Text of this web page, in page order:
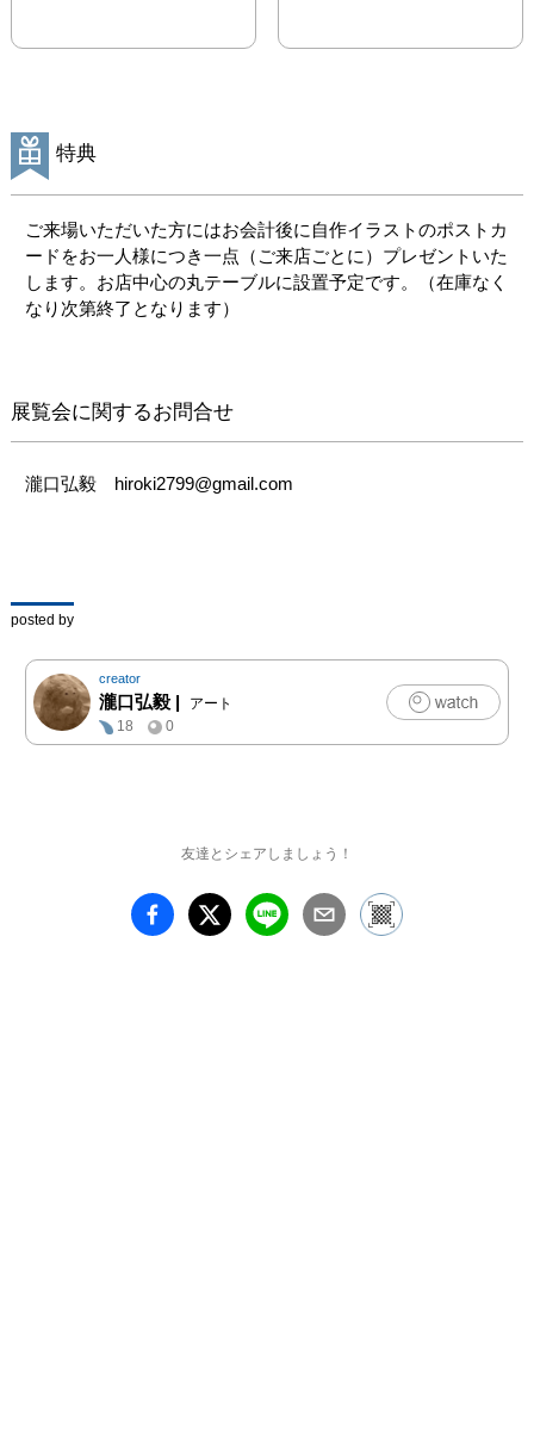
今回は小品の多い展示と
鉛筆、版画、陶など。
東京都千代田区神田淡路
町にあるカフェ・カプチ
ェット・ロッソで
2026.5.31（日）
~6.27（土）まで。
特典
ご来場いただいた方にはお会計後に自作イラストのポストカ
ードをお一人様につき一点（ご来店ごとに）プレゼントいた
します。お店中心の丸テーブルに設置予定です。（在庫なく
なり次第終了となります）
展覧会に関するお問合せ
瀧口弘毅　hiroki2799@gmail.com
posted by
creator
瀧口弘毅 |
アート
18
0
友達とシェアしましょう！